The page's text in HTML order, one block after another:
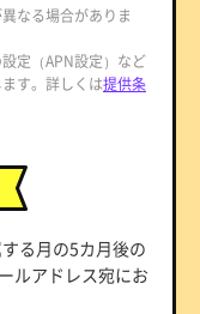
なる場合がありま
定（APN設定）など
す。詳しくは提供条
る月の5カ月後の
ルアドレス宛にお